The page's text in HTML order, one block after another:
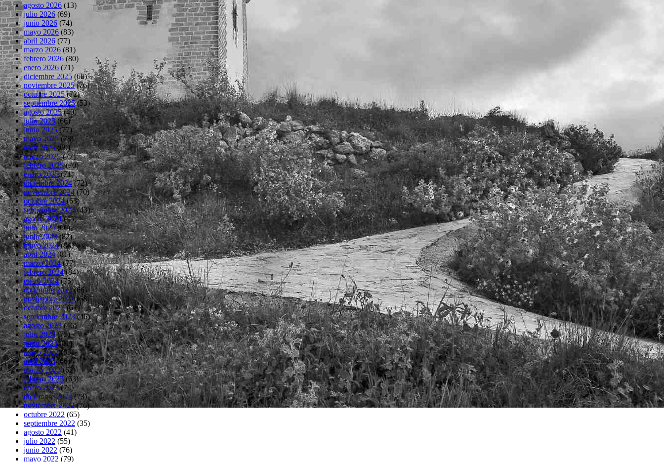
agosto 2026 (13)
julio 2026 (69)
junio 2026 (74)
mayo 2026 (83)
abril 2026 (77)
marzo 2026 (81)
febrero 2026 (80)
enero 2026 (71)
diciembre 2025 (66)
noviembre 2025(76)
octubre 2025(72)
septiembre 2025(53)
agosto 2025(40)
julio 2025(66)
junio 2025(77)
mayo 2025 (78)
abril 2025(69)
marzo 2025(77)
febrero 2025(70)
enero 2025(71)
diciembre 2024(72)
noviembre 2024(70)
octubre 2024(63)
septiembre 2024(43)
agosto 2024(45)
julio 2024(66)
junio 2024(82)
mayo 2024(84)
abril 2024(81)
marzo 2024(77)
febrero 2024(84)
enero 2024(75)
diciembre 2023(66)
noviembre 2023(68)
octubre 2023(64)
septiembre 2023(46)
agosto 2023(46)
julio 2023(75)
junio 2023(81)
mayo 2023(83)
abril 2023(66)
marzo 2023(62)
febrero 2023(63)
enero 2023(74)
diciembre 2022(73)
noviembre 2022(76)
octubre 2022 (65)
septiembre 2022 (35)
agosto 2022 (41)
julio 2022 (55)
junio 2022 (76)
mayo 2022 (79)